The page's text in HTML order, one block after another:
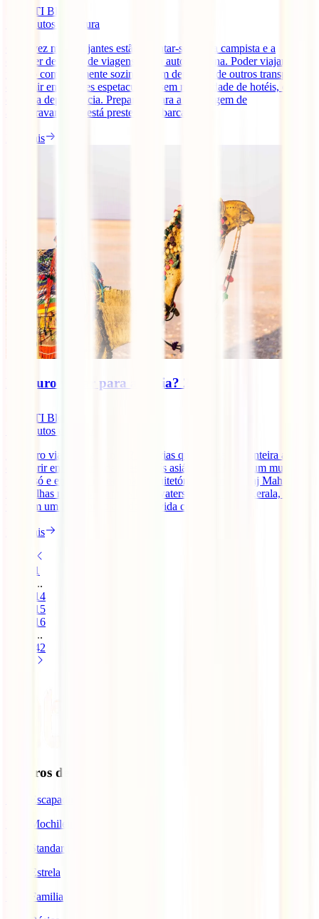
IATI Blog
minutos de leitura
Cada vez mais viajantes estão a juntar-se à vida campista e a
escolher desfrutar de viagens numa autocaravana. Poder viajar o
mundo completamente sozinho, sem depender de outros transportes
e dormir em lugares espetaculares sem necessidade de hotéis, é algo
que cria dependência. Preparado para a tua viagem de
autocaravana? Se está prestes a embarcar [...]
Ler mais
É seguro viajar para a Índia? 2025
IATI Blog
minutos de leitura
É seguro viajar para a Índia? Levarias quase uma vida inteira a
descobrir em profundidade este país asiático. A Índia é um mundo
por si só e engloba maravilhas arquitetónicas como o Taj Mahal ou
maravilhas naturais como os backwaters do estado de Kerala, mas é
também um lugar onde a vida é vivida com [...]
Ler mais
1
...
14
15
16
...
42
Seguros de Viagem
IATI Escapadinhas
IATI Mochileiro
IATI Standard
IATI Estrela
IATI Familia